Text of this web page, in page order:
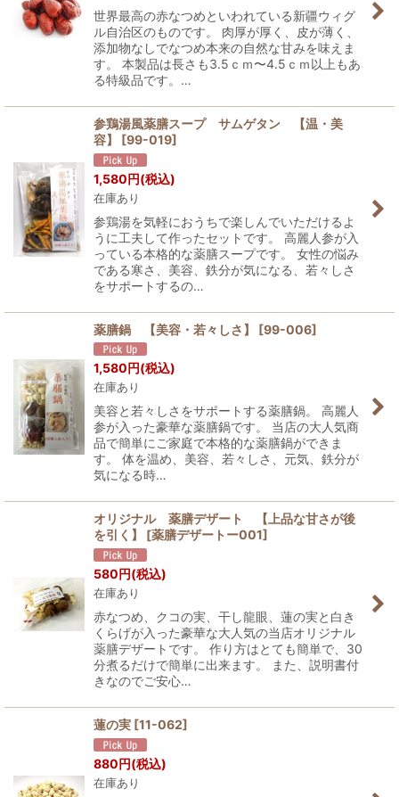
世界最高の赤なつめといわれている新疆ウィグ
ル自治区のものです。 肉厚が厚く、皮が薄く、
添加物なしでなつめ本来の自然な甘みを味えま
す。 本製品は長さも3.5ｃｍ〜4.5ｃｍ以上もあ
る特級品です。…
参鶏湯風薬膳スープ サムゲタン 【温・美
容】
[99-019]
1,580円(税込)
在庫あり
参鶏湯を気軽におうちで楽しんでいただけるよ
うに工夫して作ったセットです。 高麗人参が入
っている本格的な薬膳スープです。 女性の悩み
である寒さ、美容、鉄分が気になる、若々しさ
をサポートするの…
薬膳鍋 【美容・若々しさ】 [99-006]
1,580円(税込)
在庫あり
美容と若々しさをサポートする薬膳鍋。 高麗人
参が入った豪華な薬膳鍋です。 当店の大人気商
品で簡単にご家庭で本格的な薬膳鍋ができま
す。 体を温め、美容、若々しさ、元気、鉄分が
気になる時…
オリジナル 薬膳デザート 【上品な甘さが後
を引く】
[薬膳デザートー001]
580円(税込)
在庫あり
赤なつめ、クコの実、干し龍眼、蓮の実と白き
くらげが入った豪華な大人気の当店オリジナル
薬膳デザートです。 作り方はとても簡単で、30
分煮るだけで簡単に出来ます。 また、説明書付
きなのでご安心…
蓮の実 [11-062]
880円(税込)
在庫あり